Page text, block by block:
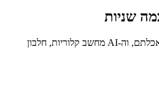
שניות
צלמו את הצלחת או כתבו מה אכלתם, וה-AI מחשב קלוריות, חלבון